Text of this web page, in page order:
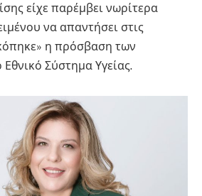
είχε παρέμβει νωρίτερα
να απαντήσει στις
η πρόσβαση των
Σύστημα Υγείας.